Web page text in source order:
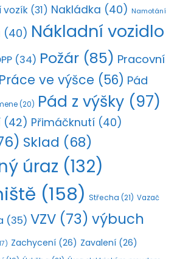
vozík (31) Nakládka (40) Namotání
(40) Nákladní vozidlo
(34) Požár (85) Pracovní
Práce ve výšce (56) Pád
(20) Pád z výšky (97)
(42) Přimáčknutí (40)
Sklad (68)
úraz (132)
(158) Střecha (21) Vazač
(35) VZV (73) výbuch
Zachycení (26) Zavalení (26)